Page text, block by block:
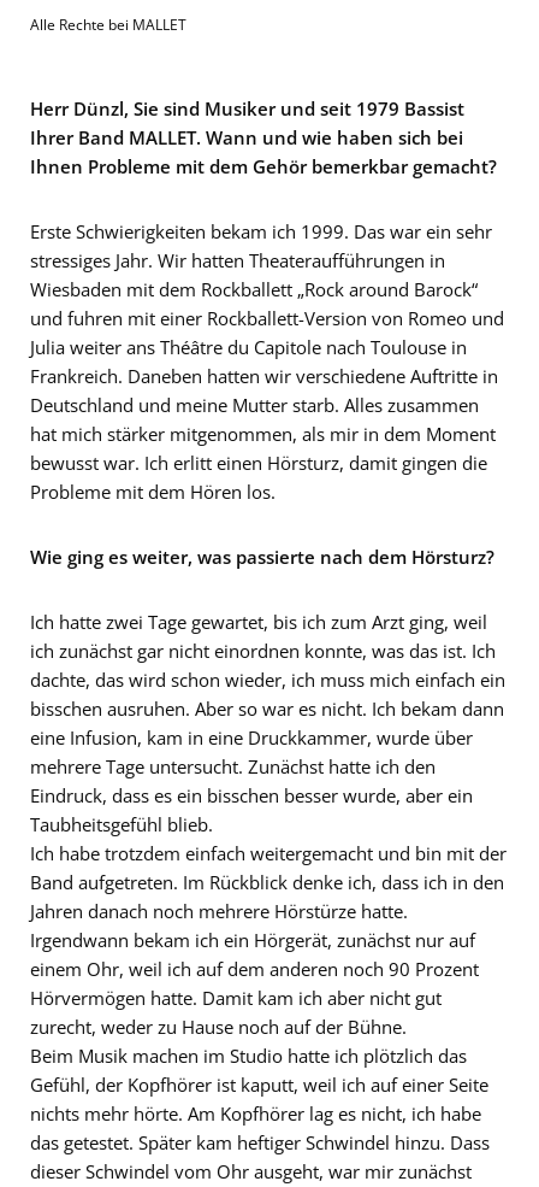
Alle Rechte bei MALLET
Herr Dünzl, Sie sind Musiker und seit 1979 Bassist
Ihrer Band MALLET. Wann und wie haben sich bei
Ihnen Probleme mit dem Gehör bemerkbar gemacht?
Erste Schwierigkeiten bekam ich 1999. Das war ein sehr
stressiges Jahr. Wir hatten Theateraufführungen in
Wiesbaden mit dem Rockballett „Rock around Barock“
und fuhren mit einer Rockballett-Version von Romeo und
Julia weiter ans Théâtre du Capitole nach Toulouse in
Frankreich. Daneben hatten wir verschiedene Auftritte in
Deutschland und meine Mutter starb. Alles zusammen
hat mich stärker mitgenommen, als mir in dem Moment
bewusst war. Ich erlitt einen Hörsturz, damit gingen die
Probleme mit dem Hören los.
Wie ging es weiter, was passierte nach dem Hörsturz?
Ich hatte zwei Tage gewartet, bis ich zum Arzt ging, weil
ich zunächst gar nicht einordnen konnte, was das ist. Ich
dachte, das wird schon wieder, ich muss mich einfach ein
bisschen ausruhen. Aber so war es nicht. Ich bekam dann
eine Infusion, kam in eine Druckkammer, wurde über
mehrere Tage untersucht. Zunächst hatte ich den
Eindruck, dass es ein bisschen besser wurde, aber ein
Taubheitsgefühl blieb.
Ich habe trotzdem einfach weitergemacht und bin mit der
Band aufgetreten. Im Rückblick denke ich, dass ich in den
Jahren danach noch mehrere Hörstürze hatte.
Irgendwann bekam ich ein Hörgerät, zunächst nur auf
einem Ohr, weil ich auf dem anderen noch 90 Prozent
Hörvermögen hatte. Damit kam ich aber nicht gut
zurecht, weder zu Hause noch auf der Bühne.
Beim Musik machen im Studio hatte ich plötzlich das
Gefühl, der Kopfhörer ist kaputt, weil ich auf einer Seite
nichts mehr hörte. Am Kopfhörer lag es nicht, ich habe
das getestet. Später kam heftiger Schwindel hinzu. Dass
dieser Schwindel vom Ohr ausgeht, war mir zunächst